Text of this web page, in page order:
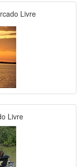
Livre
Livre